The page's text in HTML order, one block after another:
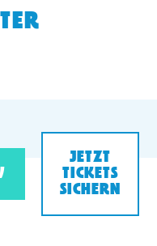
JETZT
TICKETS
SICHERN